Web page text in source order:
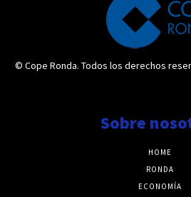
© Cope Ronda. Todos los derechos
Sobre
HOME
RONDA
ECONOMÍA